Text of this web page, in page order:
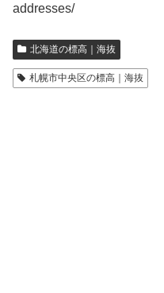
addresses/
北海道の標高｜海抜
札幌市中央区の標高｜海抜